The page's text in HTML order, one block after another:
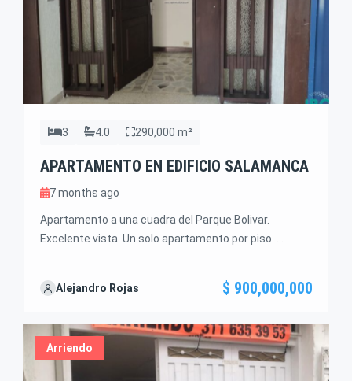
3 4.0 290,000 m²
APARTAMENTO EN EDIFICIO SALAMANCA
7 months ago
Apartamento a una cuadra del Parque Bolivar.
Excelente vista. Un solo apartamento por piso.
otras con closet, biblioteca o posible cuarta alcoba,
servicio con baño. Precio venta $900,000.000. Predial
anual: $2,700.000. Administracion: […]
Alejandro Rojas $ 900,000,000
Arriendo